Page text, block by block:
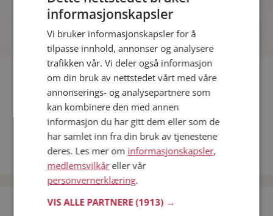
Fler single
Flere singlemenn fra Stange :bgpv5,yatra
Kvinner fra Stange
Date kvinner i Norge
Date menn i Norge
Bli medlem gratis!
informasjonskapsler
Vi bruker informasjonskapsler for å
tilpasse innhold, annonser og analysere
trafikken vår. Vi deler også informasjon
om din bruk av nettstedet vårt med våre
annonserings- og analysepartnere som
kan kombinere den med annen
informasjon du har gitt dem eller som de
har samlet inn fra din bruk av tjenestene
deres. Les mer om informasjonskapsler,
medlemsvilkåreller vår
personvernerklæring.
VIS ALLE PARTNERE(1913) →